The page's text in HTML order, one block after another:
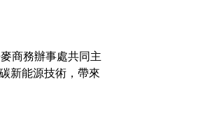
商務辦事處共同主
新能源技術，帶來